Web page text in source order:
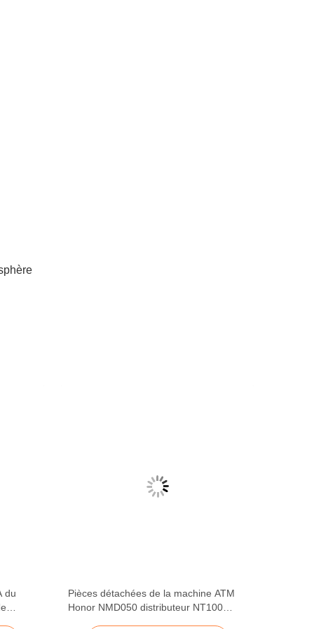
du
Pièces détachées de la machine ATM
Honor NMD050 distributeur NT100